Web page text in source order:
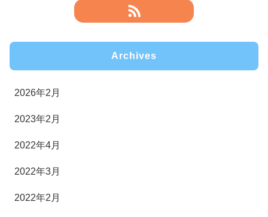
Archives
2026年2月
2023年2月
2022年4月
2022年3月
2022年2月